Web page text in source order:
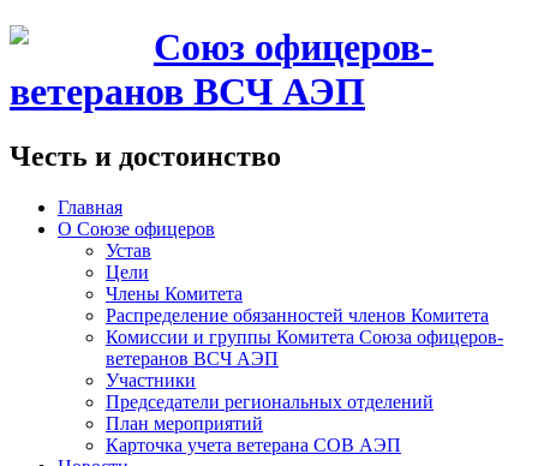
Союз офицеров-
ветеранов ВСЧ АЭП
Честь и достоинство
Главная
О Союзе офицеров
Устав
Цели
Члены Комитета
Распределение обязанностей членов Комитета
Комиссии и группы Комитета Союза офицеров-
ветеранов ВСЧ АЭП
Участники
Председатели региональных отделений
План мероприятий
Карточка учета ветерана CОВ АЭП